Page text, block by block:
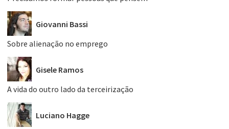
Giovanni Bassi
Sobre alienação no emprego
Gisele Ramos
A vida do outro lado da terceirização
Luciano Hagge